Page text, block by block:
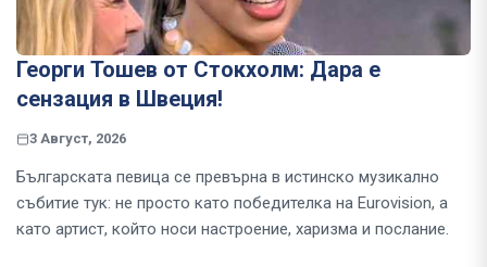
Георги Тошев от Стокхолм: Дара е
сензация в Швеция!
3 Август, 2026
Българската певица се превърна в истинско музикално
събитие тук: не просто като победителка на Eurovision, а
като артист, който носи настроение, харизма и послание.